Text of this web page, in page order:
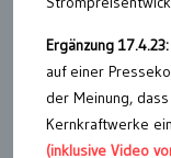
Ergänzung 17.4.23:
auf einer
der Meinung,
Kernkraftwerke
(inklusive Video